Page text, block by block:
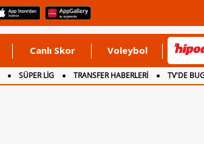
Canlı Skor Voleybol
SÜPER LİG TRANSFER HABERLERİ TV'DE